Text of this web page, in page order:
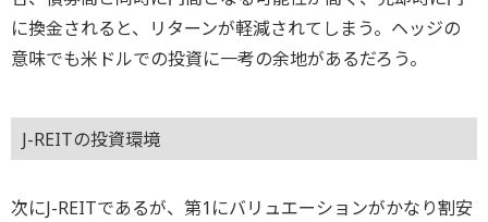
に換金されると、リターンが軽減されてしまう。ヘッジの
意味でも米ドルでの投資に一考の余地があるだろう。
J-REITの投資環境
次にJ-REITであるが、第1にバリュエーションがかなり割安